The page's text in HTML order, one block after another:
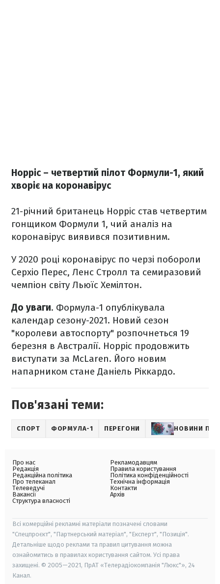
Норріс – четвертий пілот Формули-1, який
хворіє на коронавірус
21-річний британець Норріс став четвертим
гонщиком Формули 1, чий аналіз на
коронавірус виявився позитивним.
У 2020 році коронавірус по черзі побороли
Серхіо Перес, Ленс Стролл та семиразовий
чемпіон світу Льюїс Хемілтон.
До уваги. Формула-1 опублікувала
календар сезону-2021. Новий сезон
"королеви автоспорту" розпочнеться 19
березня в Австралії. Норріс продовжить
виступати за McLaren. Його новим
напарником стане Даніель Ріккардо.
Пов'язані теми:
СПОРТ ФОРМУЛА-1 ПЕРЕГОНИ НОВИНИ
Про нас
Редакція
Редакційна політика
Про телеканал
Телеведучі
Вакансії
Структура власності
Рекламодавцям
Правила користування
Політика конфіденційності
Технічна інформація
Контакти
Архів
Всі комерційні рекламні матеріали позначені словами
"Спецпроєкт", "Партнерський матеріал", "Експерт", "Позиція".
Детальніше щодо реклами та правил цитування можна
ознайомитись в правилах користування сайтом. Усі права
захищені. © 2005—2021, ПрАТ «Телерадіокомпанія "Люкс"», 24
Канал.